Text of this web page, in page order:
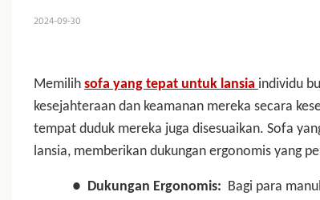
2024-09-30
Memilih sofa yang tepat untuk lansia individu
kesejahteraan dan keamanan mereka secara
tempat duduk mereka juga disesuaikan. Sofa
lansia, memberikan dukungan ergonomis yang
● Dukungan Ergonomis: Bagi para